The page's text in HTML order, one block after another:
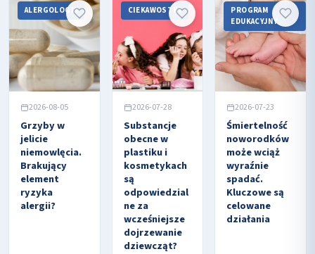
ALERGOLOGIA
2026-08-05
Grzyby w
jelicie
niemowlęcia.
Brakujący
element
ryzyka
alergii?
CIEKAWOSTKI
2026-07-28
Substancje
obecne w
plastiku i
kosmetykach
są
odpowiedzial
ne za
wcześniejsze
dojrzewanie
dziewcząt?
PROGRAM
EDUKACYJNY
2026-07-23
Śmiertelność
noworodków
może wciąż
wyraźnie
spadać.
Kluczowe są
celowane
działania